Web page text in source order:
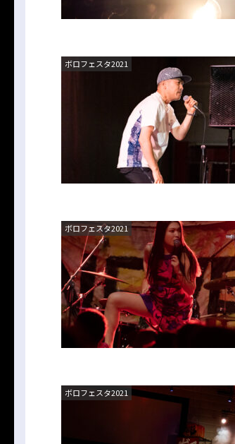
ボロフェスタ2021
ボロフェスタ2021
ボロフェスタ2021